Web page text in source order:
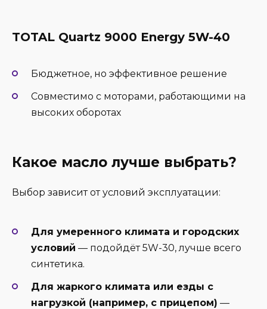
TOTAL Quartz 9000 Energy 5W-40
Бюджетное, но эффективное решение
Совместимо с моторами, работающими на
высоких оборотах
Какое масло лучше выбрать?
Выбор зависит от условий эксплуатации:
Для умеренного климата и городских
условий — подойдёт 5W-30, лучше всего
синтетика.
Для жаркого климата или езды с
нагрузкой (например, с прицепом) —